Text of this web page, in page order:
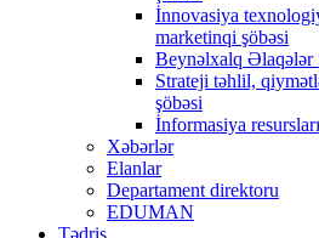
İnnovasiya
marketinqi şöbəsi
Beynəlxalq Əlaqələr
Strateji təhlil,
şöbəsi
İnformasiya
Xəbərlər
Elanlar
Departament direktoru
EDUMAN
Tədris